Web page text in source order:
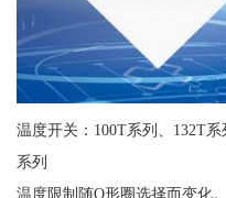
温度开关：100T系列、132T
系列
温度限制随O形圈选择而变化